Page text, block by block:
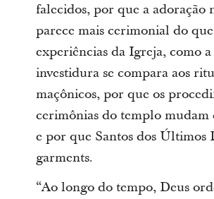
falecidos, por que a adoração
parece mais cerimonial do
experiências da Igreja, como
investidura se compara aos
maçônicos, por que os
cerimônias do templo mudam
e por que Santos dos Últimos
garments.
“Ao longo do tempo, Deus